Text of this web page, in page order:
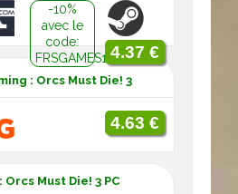
-10%
avec le
code:
FRSGAMES104.37 €
: Orcs Must Die! 3
4.63 €
Orcs Must Die! 3 PC